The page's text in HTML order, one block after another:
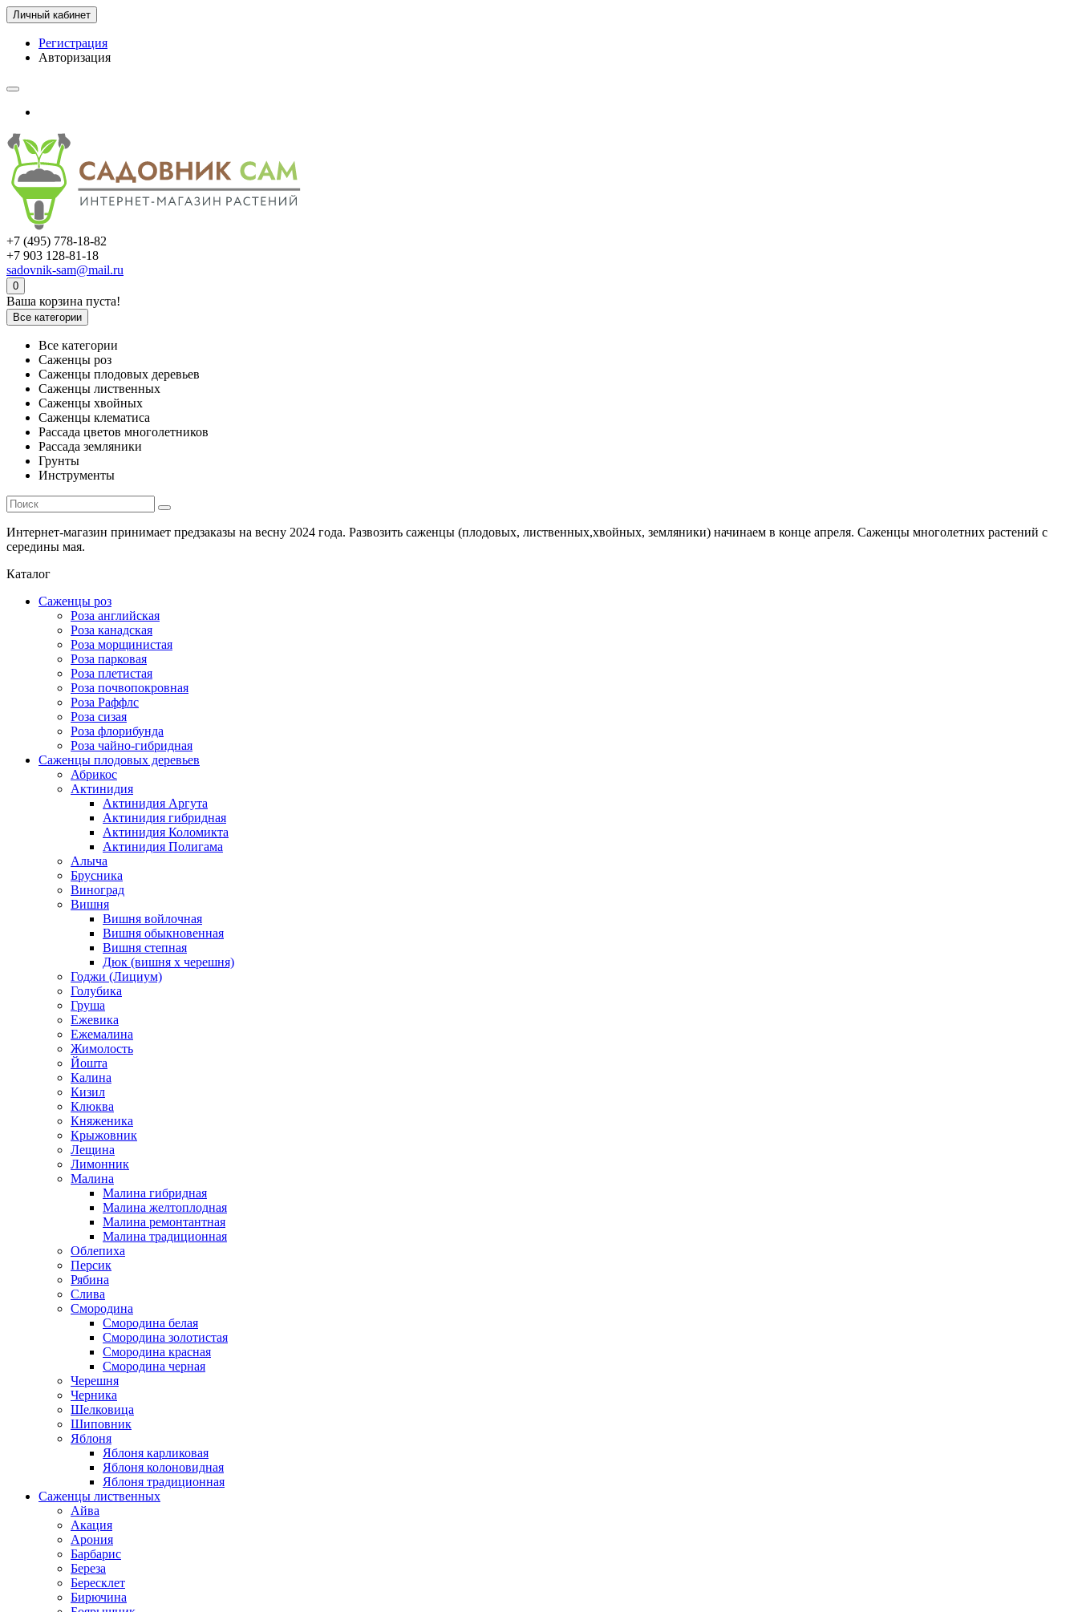
Личный кабинет
Регистрация
Авторизация
+7 (495) 778-18-82
+7 903 128-81-18
sadovnik-sam@mail.ru
0
Ваша корзина пуста!
Все категории
Все категории
Саженцы роз
Саженцы плодовых деревьев
Саженцы лиственных
Саженцы хвойных
Саженцы клематиса
Рассада цветов многолетников
Рассада земляники
Грунты
Инструменты
Интернет-магазин принимает предзаказы на весну 2024 года. Развозить саженцы (плодовых, лиственных,хвойных, земляники) начинаем в конце апреля. Саженцы многолетних растений с
середины мая.
Каталог
Саженцы роз
Роза английская
Роза канадская
Роза морщинистая
Роза парковая
Роза плетистая
Роза почвопокровная
Роза Раффлс
Роза сизая
Роза флорибунда
Роза чайно-гибридная
Саженцы плодовых деревьев
Абрикос
Актинидия
Актинидия Аргута
Актинидия гибридная
Актинидия Коломикта
Актинидия Полигама
Алыча
Брусника
Виноград
Вишня
Вишня войлочная
Вишня обыкновенная
Вишня степная
Дюк (вишня х черешня)
Годжи (Лициум)
Голубика
Груша
Ежевика
Ежемалина
Жимолость
Йошта
Калина
Кизил
Клюква
Княженика
Крыжовник
Лещина
Лимонник
Малина
Малина гибридная
Малина желтоплодная
Малина ремонтантная
Малина традиционная
Облепиха
Персик
Рябина
Слива
Смородина
Смородина белая
Смородина золотистая
Смородина красная
Смородина черная
Черешня
Черника
Шелковица
Шиповник
Яблоня
Яблоня карликовая
Яблоня колоновидная
Яблоня традиционная
Саженцы лиственных
Айва
Акация
Арония
Барбарис
Береза
Бересклет
Бирючина